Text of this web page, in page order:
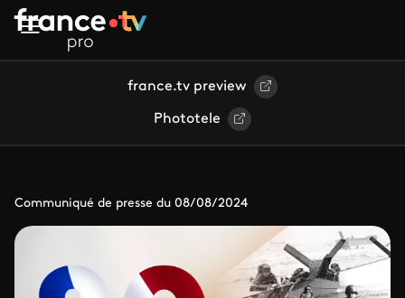
Aller au contenu principal
france.tv preview
Phototele
Communiqué de presse du 08/08/2024